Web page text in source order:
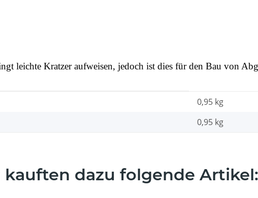
leichte Kratzer aufweisen, jedoch ist dies für den Bau von
0,95 kg
0,95 kg
kauften dazu folgende Artikel: